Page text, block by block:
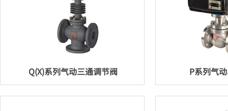
Q(X)系列气动三通调节阀 P系列气